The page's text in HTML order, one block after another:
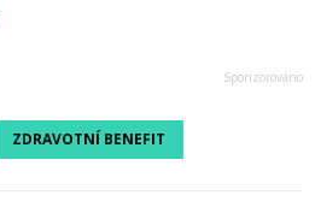
ZDRAVOTNÍ BENEFIT